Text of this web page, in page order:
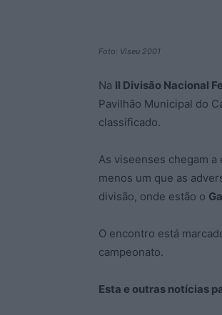
Foto: Viseu 2001
Na II Divisão Nacional
Pavilhão Municipal do
classificado.
As viseenses chegam a
menos um que as
divisão, onde estão o
O encontro está
campeonato.
Esta e outras notícias